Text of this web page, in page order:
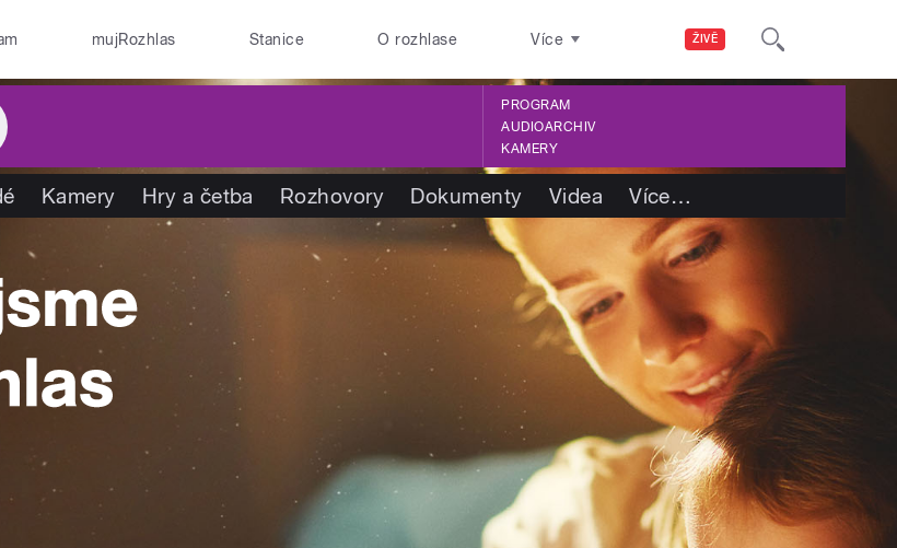
ŽIVĚ
mujRozhlas Stanice O rozhlase Více
PROGRAM
AUDIOARCHIV
KAMERY
Kamery Hry a četba Rozhovory Dokumenty Videa Více…